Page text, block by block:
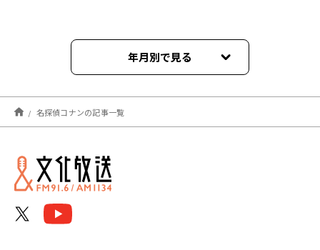
年月別で見る
2024年09月
2024年04月
2024年03月
名探偵コナンの記事一覧